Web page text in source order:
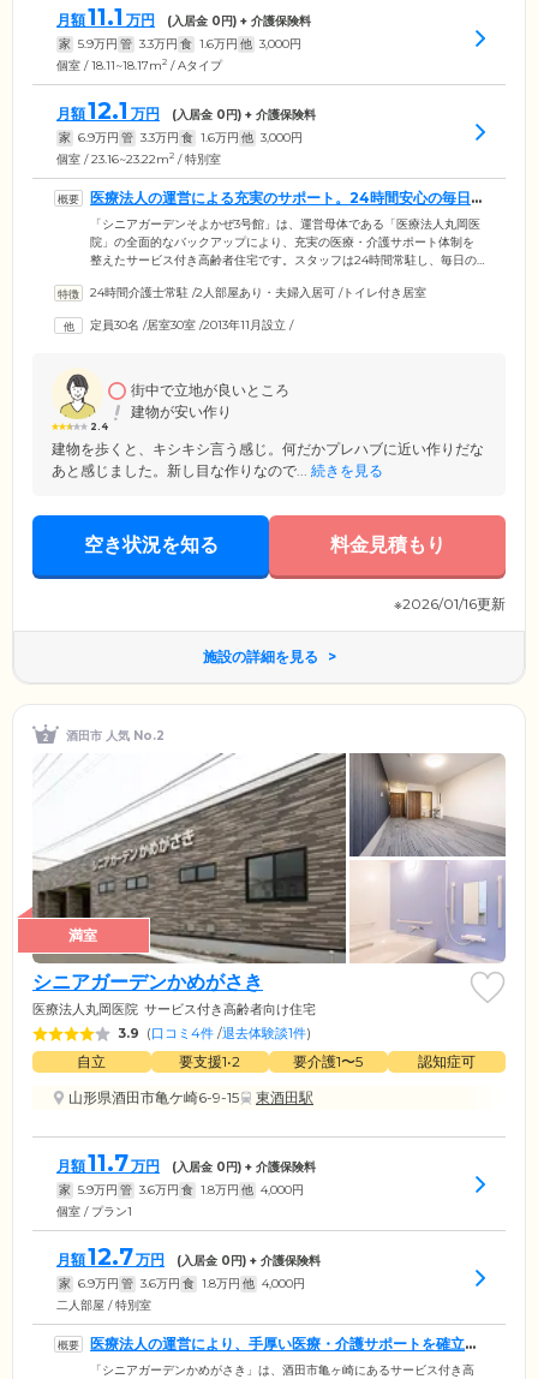
月額11.1 万円 (入居金 0円) + 介護保険料
家 5.9万円 管 3.3万円 食 1.6万円 他 3,000円
個室 / 18.11~18.17m2 / Aタイプ
月額12.1 万円 (入居金 0円) + 介護保険料
家 6.9万円 管 3.3万円 食 1.6万円 他 3,000円
個室 / 23.16~23.22m2 / 特別室
医療法人の運営による充実のサポート。24時間安心の毎日
をお守りします
「シニアガーデンそよかぜ3号館」は、運営母体である「医療法人丸岡医
院」の全面的なバックアップにより、充実の医療・介護サポート体制を
整えたサービス付き高齢者住宅です。スタッフは24時間常駐し、毎日の
ば、すぐにご入居者様のおそばまで駆け付けます。また日ごろから専門
迅速・的確に対処します。人工透析やインスリン投与、たん吸引、胃ろ
24時間介護士常駐 /2人部屋あり・夫婦入居可 /トイレ付き居室
定員30名 /居室30室 /2013年11月設立 /
2.4
街中で立地が良いところ
建物が安い作り
建物を歩くと、キシキシ言う感じ。何だかプレハブに近い作りだな
あと感じました。新し目な作りなので... 続きを見る
空き状況を知る 料金見積もり
※2026/01/16更新
施設の詳細を見る
酒田市 人気 No.2
満室
シニアガーデンかめがさき
医療法人丸岡医院 サービス付き高齢者向け住宅
3.9 (口コミ4件 /退去体験談1件)
自立 要支援1•2 要介護1〜5
認知症可
山形県酒田市亀ケ崎6-9-15
東酒田駅
月額11.7万円 (入居金 0円) + 介護保険料
家 5.9万円 管 3.6万円 食 1.8万円 他 4,000円
個室 / プラン1
月額12.7万円 (入居金 0円) + 介護保険料
家 6.9万円 管 3.6万円 食 1.8万円 他 4,000円
二人部屋 / 特別室
医療法人の運営により、手厚い医療・介護サポートを確立し
ています
「シニアガーデンかめがさき」は、酒田市亀ヶ崎にあるサービス付き高